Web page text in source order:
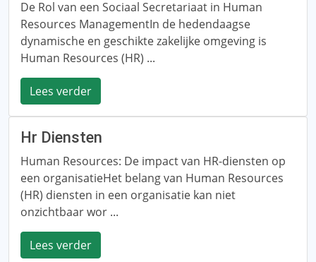
De Rol van een Sociaal Secretariaat in Human
Resources ManagementIn de hedendaagse
dynamische en geschikte zakelijke omgeving is
Human Resources (HR) ...
Lees verder
Hr Diensten
Human Resources: De impact van HR-diensten op
een organisatieHet belang van Human Resources
(HR) diensten in een organisatie kan niet
onzichtbaar wor ...
Lees verder